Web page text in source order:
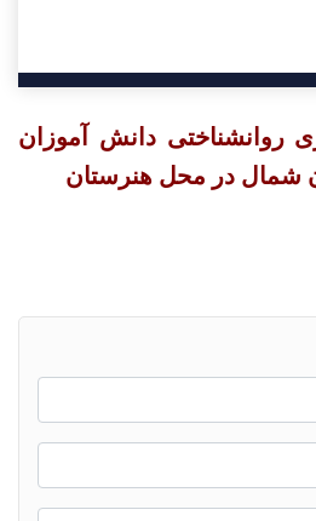
روانشناختی دانش آموزان
شمال در محل هنرستان